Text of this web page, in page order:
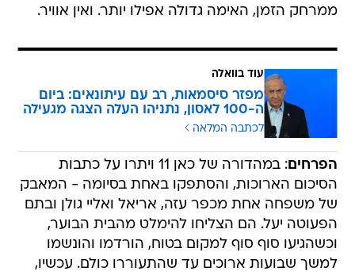
ממרחק הזמן, האימה גדולה אפילו יותר. ואין אוויר.
עוד בוואלה
מפזר סיסמאות, רב עם עיתונאים: ביום
ה-100 לאסון, נתניהו העלה הצגה מגעילה
לכתבה המלאה
הפרחים
: במהדורה של כאן 11 ויתרו על כתבות
הסיכום הארוכות, והסתפקו באחת בסיומה - המאבק
של משפחה אחת מכפר עזה, אריאל ואליי גולן ובתם
הפעוטה יעל. הם הצליחו להימלט מהבית הבוער,
וכשהגיעו סוף סוף למקום בטוח, הורדמו והונשמו
למשך שבועות ארוכים עד שהתעוררו כולם. עכשיו,